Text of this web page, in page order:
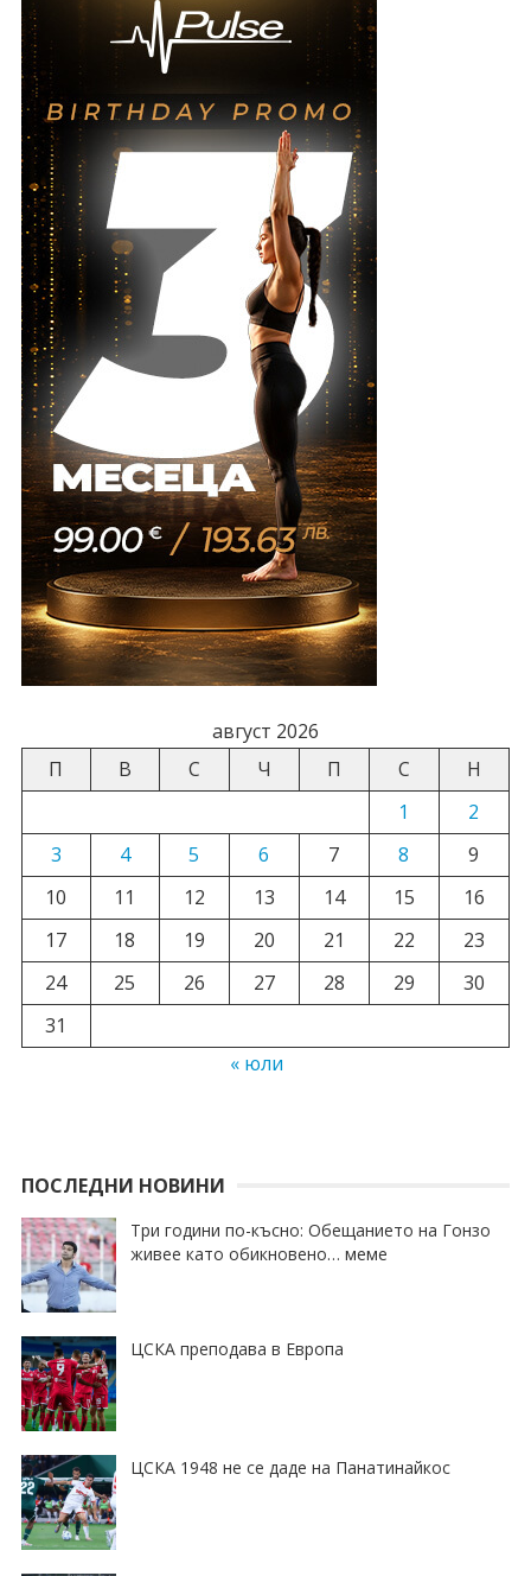
август 2026
П
В С Ч П С
Н
1
2
3
4 5 6 7 8
9
10
11 12 13 14 15
16
17
18 19 20 21 22
23
24
25 26 27 28 29
30
31
« юли
ПОСЛЕДНИ НОВИНИ
Три години по-късно: Обещанието на Гонзо
живее като обикновено… меме
ЦСКА преподава в Европа
ЦСКА 1948 не се даде на Панатинайкос